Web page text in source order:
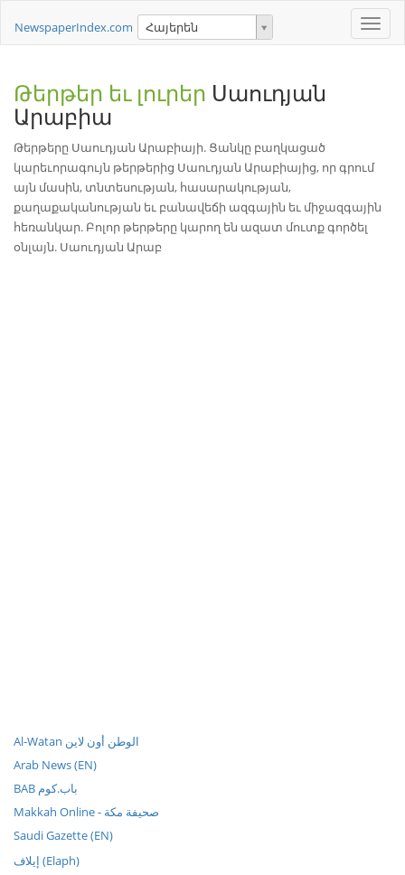
Toggle
NewspaperIndex.com Հայերեն
Թերթեր եւ լուրեր Սաուդյան
Արաբիա
Թերթերը Սաուդյան Արաբիայի. Ցանկը բաղկացած
կարեւորագույն թերթերից Սաուդյան Արաբիայից, որ գրում
այն մասին, տնտեսության, հասարակության,
քաղաքականության եւ բանավեճի ազգային եւ միջազգային
հեռանկար. Բոլոր թերթերը կարող են ազատ մուտք գործել
օնլայն. Սաուդյան Արաբ
Al-Watan الوطن أون لاين
Arab News (EN)
BAB باب.كوم
Makkah Online - صحيفة مكة
Saudi Gazette (EN)
إيلاف (Elaph)